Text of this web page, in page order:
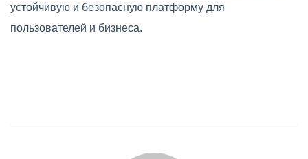
устойчивую и безопасную платформу для
пользователей и бизнеса.